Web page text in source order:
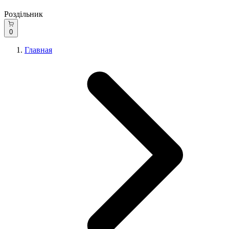
Роздільник
0
Главная